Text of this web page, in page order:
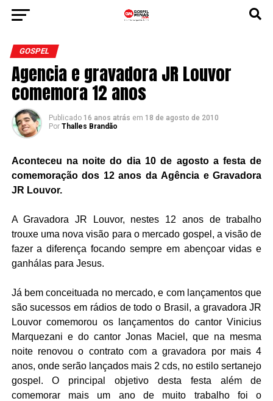
GOSPEL
Agencia e gravadora JR Louvor
comemora 12 anos
Publicado 16 anos atrás em 18 de agosto de 2010
Por Thalles Brandão
Aconteceu na noite do dia 10 de agosto a festa de
comemoração dos 12 anos da Agência e Gravadora
JR Louvor.
A Gravadora JR Louvor, nestes 12 anos de trabalho
trouxe uma nova visão para o mercado gospel, a visão de
fazer a diferença focando sempre em abençoar vidas e
ganhálas para Jesus.
Já bem conceituada no mercado, e com lançamentos que
são sucessos em rádios de todo o Brasil, a gravadora JR
Louvor comemorou os lançamentos do cantor Vinicius
Marquezani e do cantor Jonas Maciel, que na mesma
noite renovou o contrato com a gravadora por mais 4
anos, onde serão lançados mais 2 cds, no estilo sertanejo
gospel. O principal objetivo desta festa além de
comemorar mais um ano de muito trabalho foi o